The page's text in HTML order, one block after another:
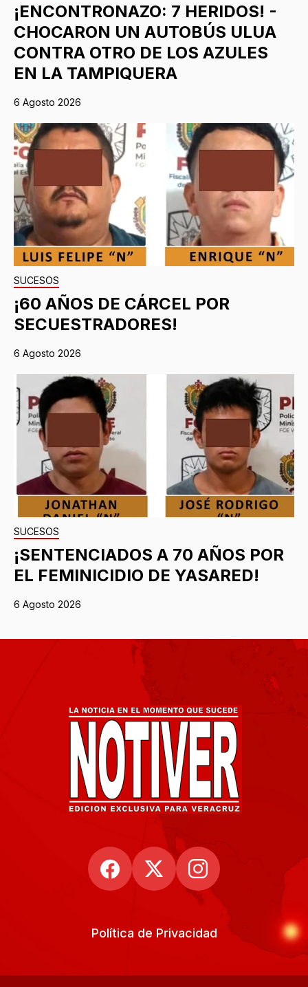
¡ENCONTRONAZO: 7 HERIDOS! -
CHOCARON UN AUTOBÚS ULUA
CONTRA OTRO DE LOS AZULES
EN LA TAMPIQUERA
6 Agosto 2026
SUCESOS
¡60 AÑOS DE CÁRCEL POR
SECUESTRADORES!
6 Agosto 2026
SUCESOS
¡SENTENCIADOS A 70 AÑOS POR
EL FEMINICIDIO DE YASARED!
6 Agosto 2026
Política de Privacidad